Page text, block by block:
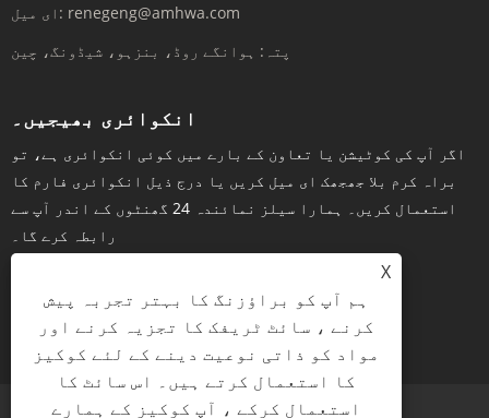
ای میل: renegeng@amhwa.com
پتہ: ہوانگے روڈ، بنزہو، شیڈونگ، چین
انکوائری بھیجیں۔
اگر آپ کی کوٹیشن یا تعاون کے بارے میں کوئی انکوائری ہے، تو
براہ کرم بلا جھجھک ای میل کریں یا درج ذیل انکوائری فارم کا
استعمال کریں۔ ہمارا سیلز نمائندہ 24 گھنٹوں کے اندر آپ سے
رابطہ کرے گا۔
ابھی انکوائری کریں۔
X
ہم آپ کو براؤزنگ کا بہتر تجربہ پیش
کرنے ، سائٹ ٹریفک کا تجزیہ کرنے اور
مواد کو ذاتی نوعیت دینے کے لئے کوکیز
کا استعمال کرتے ہیں۔ اس سائٹ کا
استعمال کرکے ، آپ کوکیز کے ہمارے